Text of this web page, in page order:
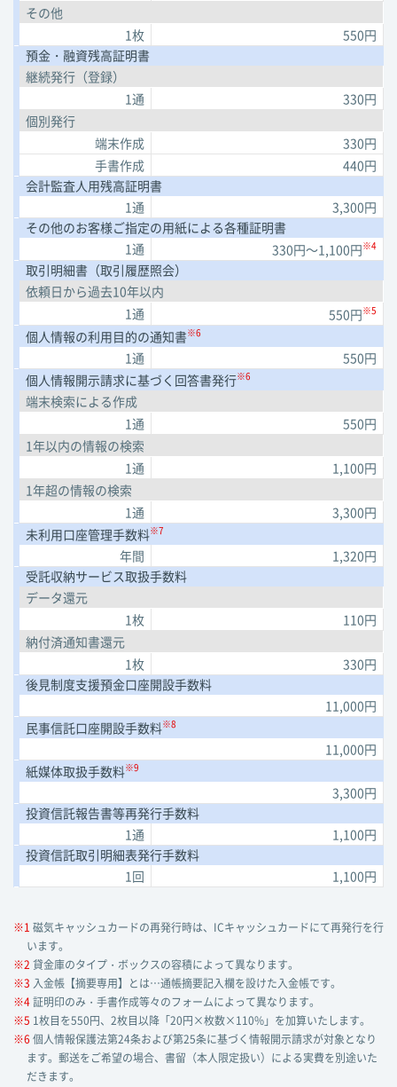
その他
1枚
550円
預金・融資残高証明書
継続発行（登録）
1通
330円
個別発行
端末作成
330円
手書作成
440円
会計監査人用残高証明書
1通
3,300円
その他のお客様ご指定の用紙による各種証明書
1通
330円～1,100円※4
取引明細書（取引履歴照会）
依頼日から過去10年以内
1通
550円※5
個人情報の利用目的の通知書※6
1通
550円
個人情報開示請求に基づく回答書発行※6
端末検索による作成
1通
550円
1年以内の情報の検索
1通
1,100円
1年超の情報の検索
1通
3,300円
未利用口座管理手数料※7
年間
1,320円
受託収納サービス取扱手数料
データ還元
1枚
110円
納付済通知書還元
1枚
330円
後見制度支援預金口座開設手数料
11,000円
民事信託口座開設手数料※8
11,000円
紙媒体取扱手数料※9
3,300円
投資信託報告書等再発行手数料
1通
1,100円
投資信託取引明細表発行手数料
1回
1,100円
※1 磁気キャッシュカードの再発行時は、ICキャッシュカードにて再発行を行
います。
※2 貸金庫のタイプ・ボックスの容積によって異なります。
※3 入金帳【摘要専用】とは…通帳摘要記入欄を設けた入金帳です。
※4証明印のみ・手書作成等々のフォームによって異なります。
※5 1枚目を550円、2枚目以降「20円×枚数×110%」を加算いたします。
※6 個人情報保護法第24条および第25条に基づく情報開示請求が対象となり
ます。郵送をご希望の場合、書留（本人限定扱い）による実費を別途いた
だきます。